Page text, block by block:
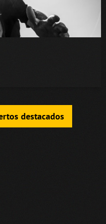
destacados